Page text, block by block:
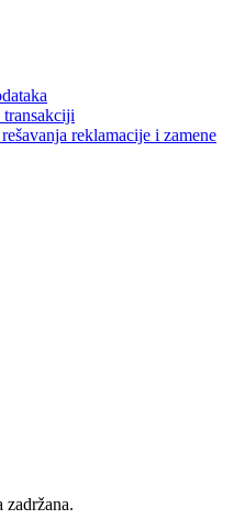
reklamacije i zamene